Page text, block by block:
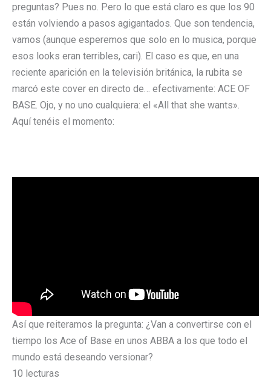
preguntas? Pues no. Pero lo que está claro es que los 90
están volviendo a pasos agigantados. Que son tendencia,
vamos (aunque esperemos que solo en lo musica, porque
esos looks eran terribles, cari). El caso es que, en una
reciente aparición en la televisión británica, la rubita se
marcó este cover en directo de… efectivamente: ACE OF
BASE. Ojo, y no uno cualquiera: el «All that she wants».
Aquí tenéis el momento:
Así que reiteramos la pregunta: ¿Van a convertirse con el
tiempo los Ace of Base en unos ABBA a los que todo el
mundo está deseando versionar?
10 lecturas